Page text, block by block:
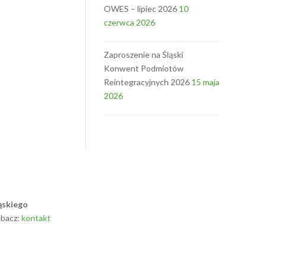
OWES – lipiec 2026 10
czerwca 2026
Zaproszenie na Śląski
Konwent Podmiotów
Reintegracyjnych 2026 15 maja
2026
kontakt